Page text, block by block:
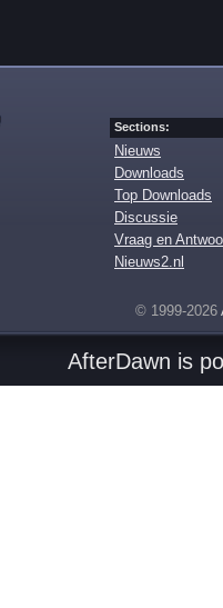
Sections:
Nieuws
Downloads
Top Downloads
Discussie
Vraag en
Nieuws2.nl
© 1999-2026
AfterDawn is